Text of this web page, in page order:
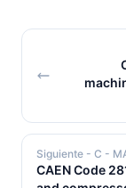
Siguiente - C -
CAEN Code